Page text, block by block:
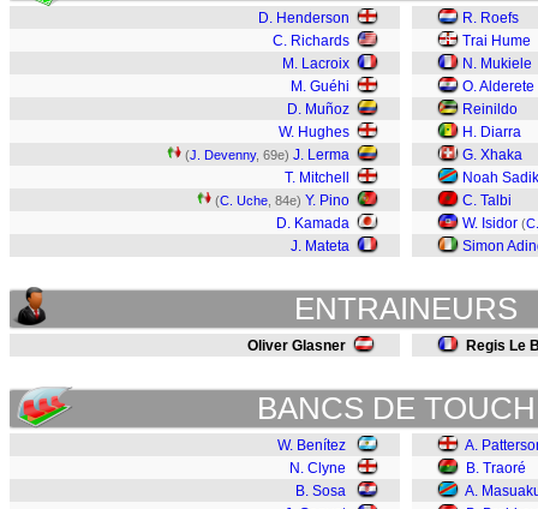
D. Henderson
C. Richards
M. Lacroix
M. Guéhi
D. Muñoz
W. Hughes
(J. Devenny, 69e) J. Lerma
T. Mitchell
(C. Uche , 84e) Y. Pino
D. Kamada
J. Mateta
R. Roefs
Trai Hume
N. Mukiele
O. Alderete
Reinildo
H. Diarra
G. Xhaka
Noah
C. Talbi
W. Isidor (
Simon
ENTRAINEURS
Oliver Glasner Regis Le
BANCS DE
W. Benítez
N. Clyne
B. Sosa
A.
B. Traoré
A.